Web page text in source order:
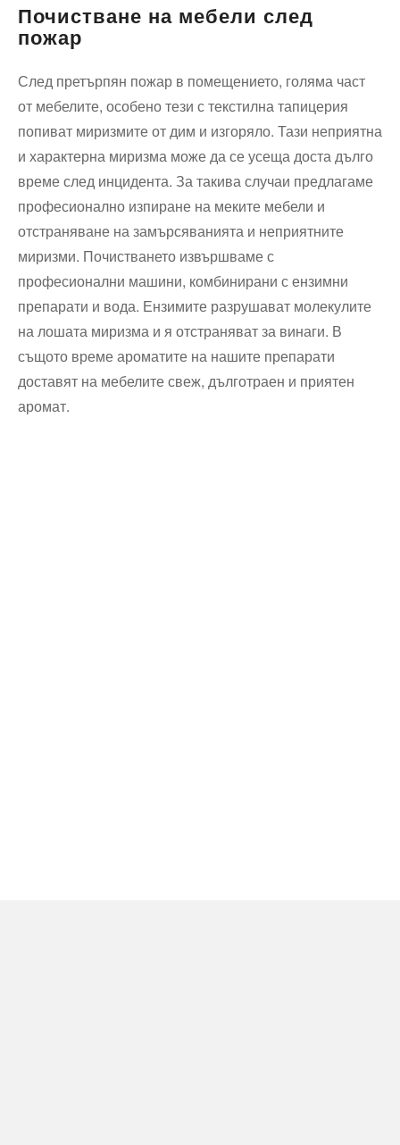
Почистване на мебели след
пожар
След претърпян пожар в помещението, голяма част
от мебелите, особено тези с текстилна тапицерия
попиват миризмите от дим и изгоряло. Тази неприятна
и характерна миризма може да се усеща доста дълго
време след инцидента. За такива случаи предлагаме
професионално изпиране на меките мебели и
отстраняване на замърсяванията и неприятните
миризми. Почистването извършваме с
професионални машини, комбинирани с ензимни
препарати и вода. Ензимите разрушават молекулите
на лошата миризма и я отстраняват за винаги. В
същото време ароматите на нашите препарати
доставят на мебелите свеж, дълготраен и приятен
аромат.